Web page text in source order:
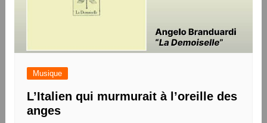
Musique
L’Italien qui murmurait à l’oreille des
anges